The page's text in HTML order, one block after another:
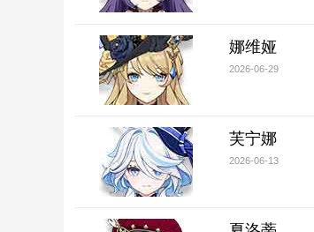
娜维娅
2026-06-29
芙宁娜
2026-06-13